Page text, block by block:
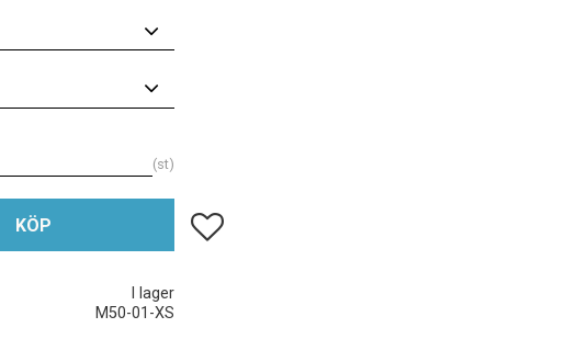
st
KÖP Lägg till i favoriter
I lager
M50-01-XS